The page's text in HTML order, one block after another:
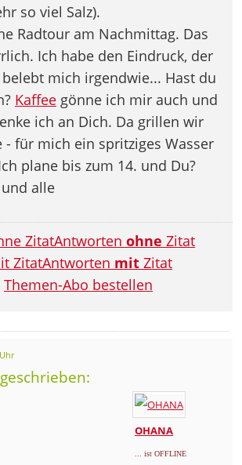
so viel Salz).
Radtour am Nachmittag. Das
Ich habe den Eindruck, der
mich irgendwie... Hast du
Kaffee gönne ich mir auch und
ich an Dich. Da grillen wir
- für mich ein spritziges Wasser
plane bis zum 14. und Du?
alle
Antworten ohne Zitat
Antworten mit Zitat
Themen-Abo bestellen
OHANA
... ist OFFLINE